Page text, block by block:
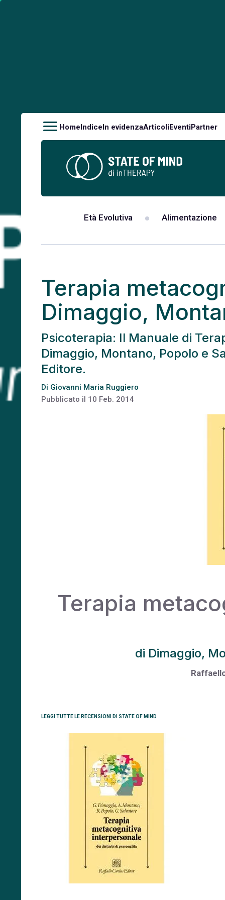
HomeIndiceIn evidenzaArticoliEventiPartner
Età Evolutiva Alimentazione
Terapia
Dimaggio,
Psicoterapia: Il Manuale di
Dimaggio, Montano, Popolo e
Editore.
Di Giovanni Maria Ruggiero
Pubblicato il 10 Feb. 2014
Terapia
di Dimaggio,
LEGGI TUTTE LE RECENSIONI DI STATE OF MIND